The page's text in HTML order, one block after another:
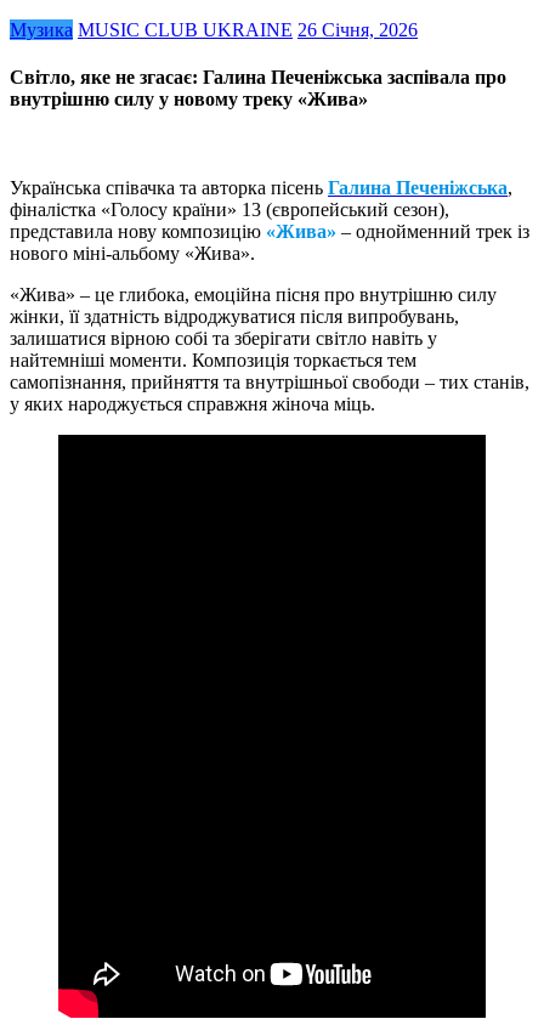
Музика MUSIC CLUB UKRAINE 26 Січня, 2026
Світло, яке не згасає: Галина Печеніжська заспівала про
внутрішню силу у новому треку «Жива»
Українська співачка та авторка пісень Галина Печеніжська,
фіналістка «Голосу країни» 13 (європейський сезон),
представила нову композицію «Жива» – однойменний трек із
нового міні-альбому «Жива».
«Жива» – це глибока, емоційна пісня про внутрішню силу
жінки, її здатність відроджуватися після випробувань,
залишатися вірною собі та зберігати світло навіть у
найтемніші моменти. Композиція торкається тем
самопізнання, прийняття та внутрішньої свободи – тих станів,
у яких народжується справжня жіноча міць.